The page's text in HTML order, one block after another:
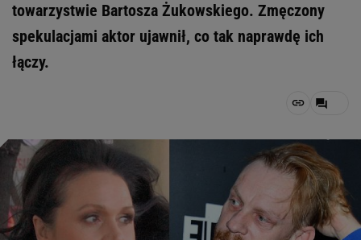
towarzystwie Bartosza Żukowskiego. Zmęczony
spekulacjami aktor ujawnił, co tak naprawdę ich
łączy.